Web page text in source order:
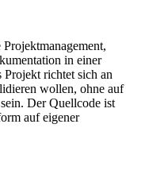
in einer
Projekt richtet sich an
wollen, ohne auf
Der Quellcode ist
auf eigener